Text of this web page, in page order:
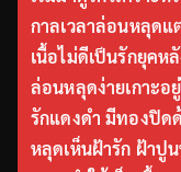
กาลเวลาล่อนหลุดแ
เนื้อไม่ดีเป็นรักยุคห
ล่อนหลุดง่ายเกาะอ
รักแดงดำ มีทองปิด
หลุดเห็นฝ้ารัก ฝ้าปู